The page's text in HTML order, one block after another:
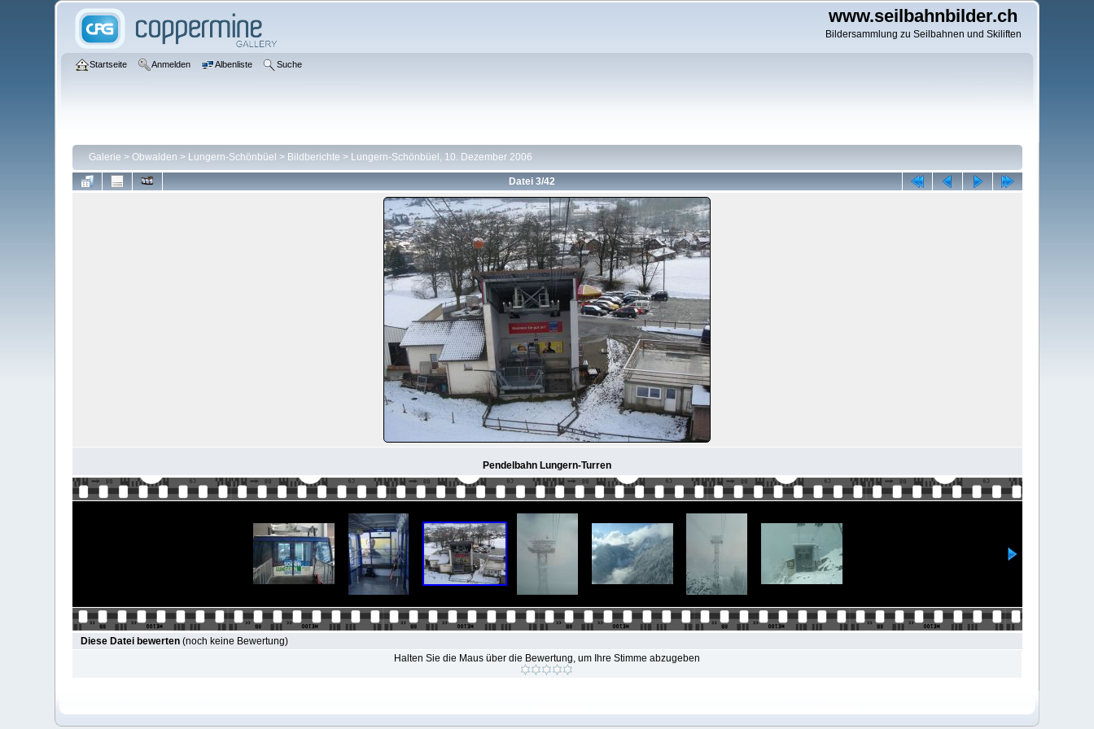
www.seilbahnbilder.ch
Bildersammlung zu Seilbahnen und Skiliften
Startseite Anmelden Albenliste Suche
Galerie > Obwalden > Lungern-Schönbüel > Bildberichte > Lungern-Schönbüel, 10. Dezember 2006
Datei 3/42
Pendelbahn Lungern-Turren
Diese Datei bewerten(noch keine Bewertung)
Halten Sie die Maus über die Bewertung, um Ihre Stimme abzugeben